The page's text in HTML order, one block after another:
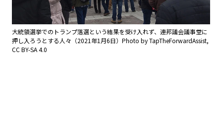
大統領選挙でのトランプ落選という結果を受け入れず、連邦議会議事堂に
押し入ろうとする人々（2021年1月6日）Photo by TapTheForwardAssist,
CC BY-SA 4.0